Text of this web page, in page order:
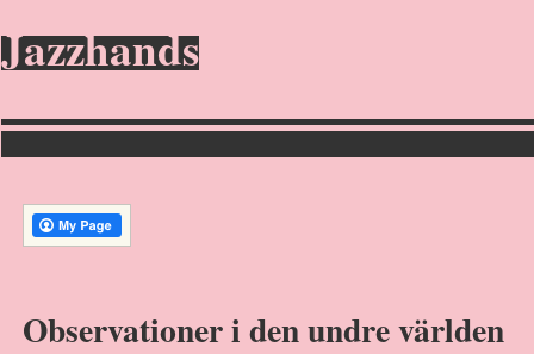
Jazzhands
Observationer i den undre världen